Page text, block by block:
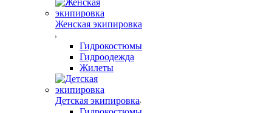
Женская экипировка
Гидрокостюмы
Гидроодежда
Жилеты
Детская экипировка